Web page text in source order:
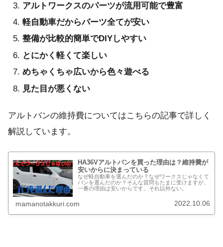
アルトワークスのパーツが流用可能で豊富
軽自動車だからパーツ全てが安い
整備が比較的簡単でDIYしやすい
とにかく軽くて楽しい
めちゃくちゃ広いから色々遊べる
見た目が悪くない
アルトバンの維持費についてはこちらの記事で詳しく
解説しています。
HA36Vアルトバンを買った理由は？維持費が
安いからに決まっている
なぜ軽自動車を選んだのか？なぜワークスじゃなくて
バンを選んだのか？そんな質問もたまに受けますが、
一番の理由は安いからです。それ以外ない。
mamanotakkuri.com 2022.10.06